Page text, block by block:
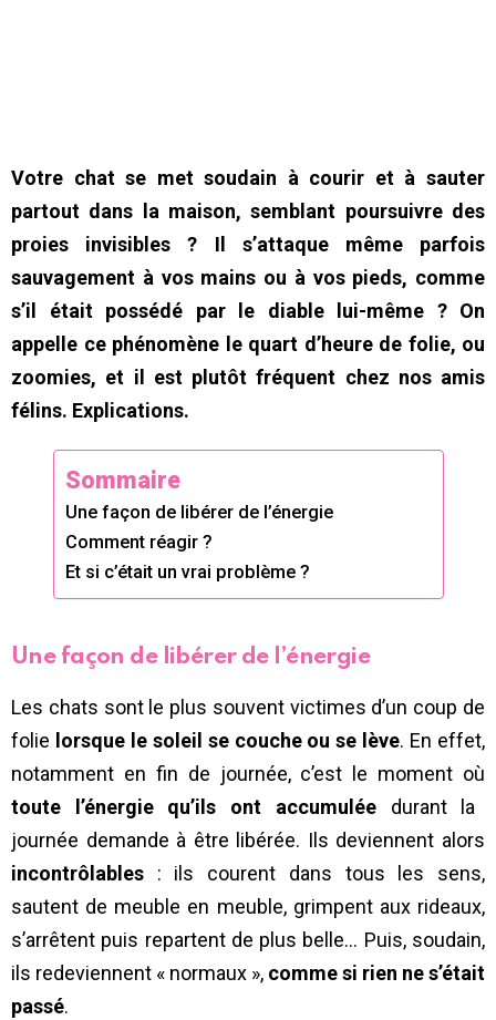
Votre chat se met soudain à courir et à sauter
partout dans la maison, semblant poursuivre des
proies invisibles ? Il s’attaque même parfois
sauvagement à vos mains ou à vos pieds, comme
s’il était possédé par le diable lui-même ? On
appelle ce phénomène le quart d’heure de folie, ou
zoomies, et il est plutôt fréquent chez nos amis
félins. Explications.
Sommaire
Une façon de libérer de l’énergie
Comment réagir ?
Et si c’était un vrai problème ?
Une façon de libérer de l’énergie
Les chats sont le plus souvent victimes d’un coup de
folie lorsque le soleil se couche ou se lève. En effet,
notamment en fin de journée, c’est le moment où
toute l’énergie qu’ils ont accumuléedurant la
journée demande à être libérée. Ils deviennent alors
incontrôlables : ils courent dans tous les sens,
sautent de meuble en meuble, grimpent aux rideaux,
s’arrêtent puis repartent de plus belle… Puis, soudain,
ils redeviennent « normaux », comme si rien ne s’était
passé.